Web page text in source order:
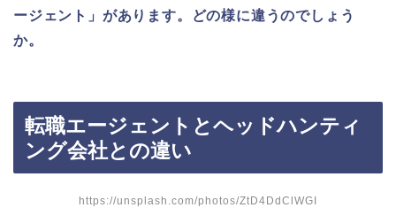
ージェント」があります。どの様に違うのでしょう
か。
転職エージェントとヘッドハンティ
ング会社との違い
https://unsplash.com/photos/ZtD4DdClWGI